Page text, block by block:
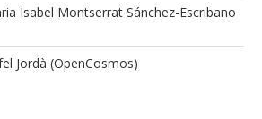
Isabel Montserrat Sánchez-Escribano
Jordà (OpenCosmos)